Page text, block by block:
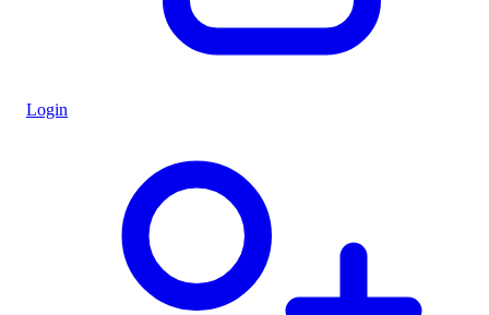
Login